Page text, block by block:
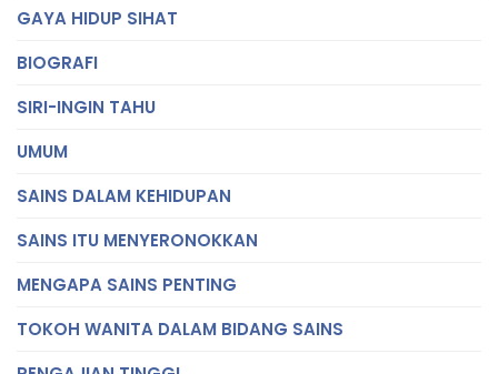
GAYA HIDUP SIHAT
BIOGRAFI
SIRI-INGIN TAHU
UMUM
SAINS DALAM KEHIDUPAN
SAINS ITU MENYERONOKKAN
MENGAPA SAINS PENTING
TOKOH WANITA DALAM BIDANG SAINS